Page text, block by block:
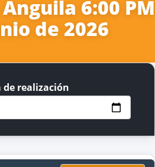
6:00 PM
de 2026
de realización